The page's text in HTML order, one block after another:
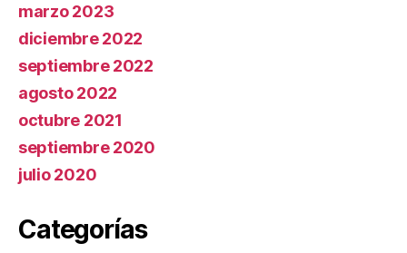
marzo 2023
diciembre 2022
septiembre 2022
agosto 2022
octubre 2021
septiembre 2020
julio 2020
Categorías